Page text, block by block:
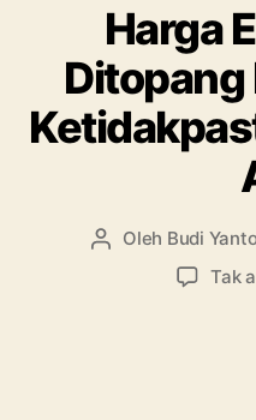
Harga
Ditopang
Penulis
Oleh Budi
Tak